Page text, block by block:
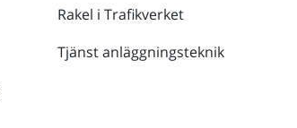
Rakel i Trafikverket
Tjänst anläggningsteknik